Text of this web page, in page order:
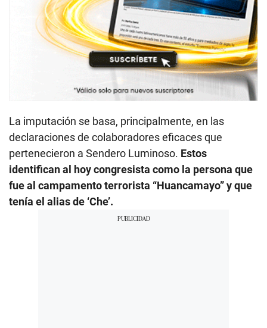
La imputación se basa, principalmente, en las
declaraciones de colaboradores eficaces que
pertenecieron a Sendero Luminoso. Estos
identifican al hoy congresista como la persona que
fue al campamento terrorista “Huancamayo” y que
tenía el alias de ‘Che’.